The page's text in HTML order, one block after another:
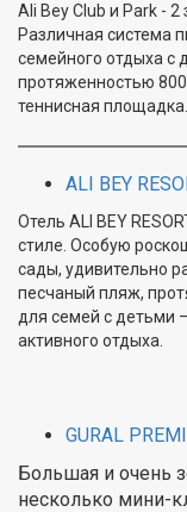
Ali Bey Club и Park - 2
Различная система
семейного отдыха с
протяженностью
теннисная площадка.
ALI BEY
Отель ALI BEY
стиле. Особую
сады, удивительно
песчаный пляж,
для семей с детьми
активного отдыха.
GURAL
Большая и очень
несколько мини-